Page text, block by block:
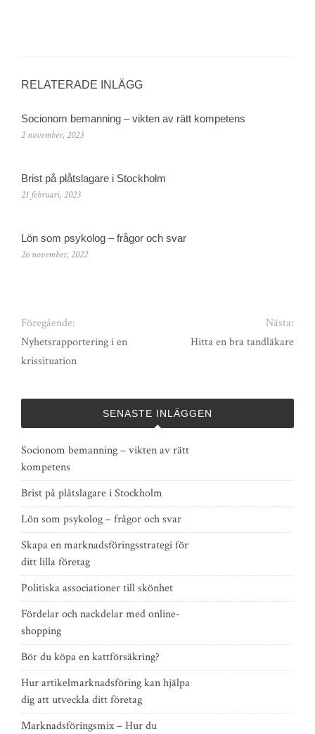
RELATERADE INLÄGG
Socionom bemanning – vikten av rätt kompetens
2 november, 2023
Brist på plåtslagare i Stockholm
21 februari, 2023
Lön som psykolog – frågor och svar
26 november, 2022
Föregående:
Nyhetsrapportering i en
krissituation
Nästa:
Hitta en bra tandläkare
SENASTE INLÄGGEN
Socionom bemanning – vikten av rätt
kompetens
Brist på plåtslagare i Stockholm
Lön som psykolog – frågor och svar
Skapa en marknadsföringsstrategi för
ditt lilla företag
Politiska associationer till skönhet
Fördelar och nackdelar med online-
shopping
Bör du köpa en kattförsäkring?
Hur artikelmarknadsföring kan hjälpa
dig att utveckla ditt företag
Marknadsföringsmix – Hur du